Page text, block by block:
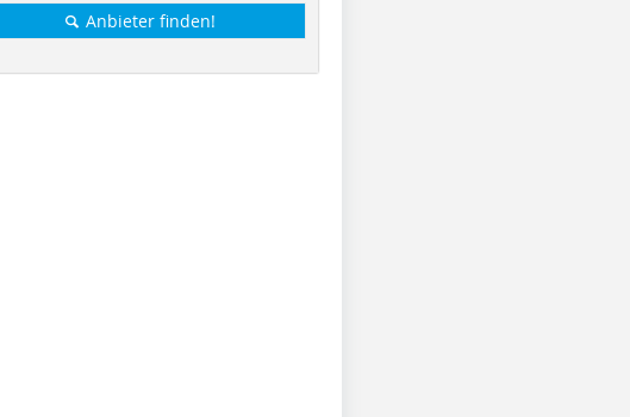
Anbieter finden!